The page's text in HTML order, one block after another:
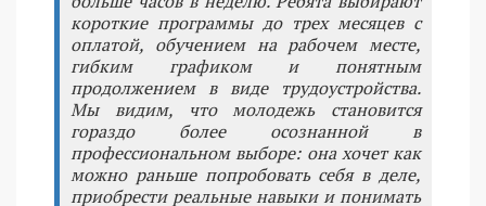
короткие программы до трех месяцев с
оплатой, обучением на рабочем месте,
гибким графиком и понятным
продолжением в виде трудоустройства.
Мы видим, что молодежь становится
гораздо более осознанной в
профессиональном выборе: она хочет как
можно раньше попробовать себя в деле,
приобрести реальные навыки и понимать